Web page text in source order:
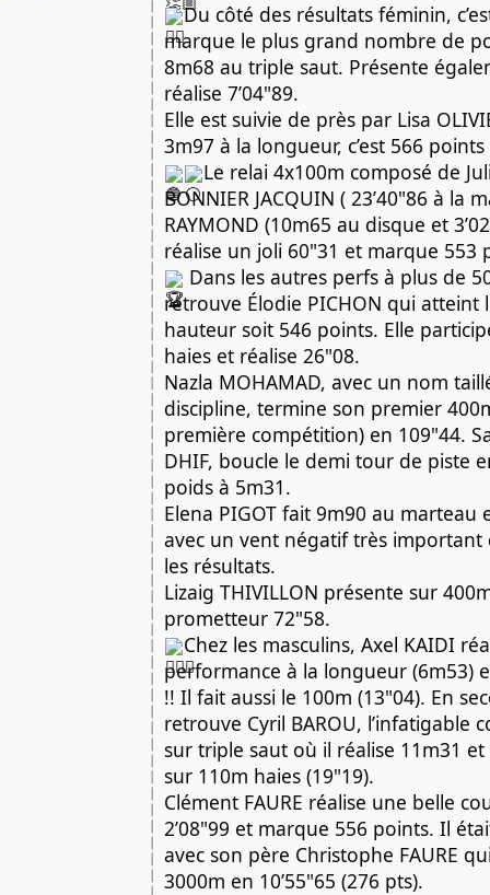
Du côté des résultats féminin,
marque le plus grand nombre de
8m68 au triple saut. Présente
réalise 7’04"89.
Elle est suivie de près par Lisa
3m97 à la longueur, c’est 566
Le relai 4x100m composé de
BONNIER JACQUIN ( 23’40"86 à la
RAYMOND (10m65 au disque et
réalise un joli 60"31 et marque 553
Dans les autres perfs à plus de
retrouve Élodie PICHON qui atteint
hauteur soit 546 points. Elle
haies et réalise 26"08.
Nazla MOHAMAD, avec un nom
discipline, termine son premier
première compétition) en 109"44.
DHIF, boucle le demi tour de piste
poids à 5m31.
Elena PIGOT fait 9m90 au marteau
avec un vent négatif très important
les résultats.
Lizaig THIVILLON présente sur
prometteur 72"58.
Chez les masculins, Axel KAIDI
performance à la longueur (6m53)
!! Il fait aussi le 100m (13"04). En
retrouve Cyril BAROU, l’infatigable
sur triple saut où il réalise 11m31
sur 110m haies (19"19).
Clément FAURE réalise une belle
2’08"99 et marque 556 points. Il
avec son père Christophe FAURE
3000m en 10’55"65 (276 pts).